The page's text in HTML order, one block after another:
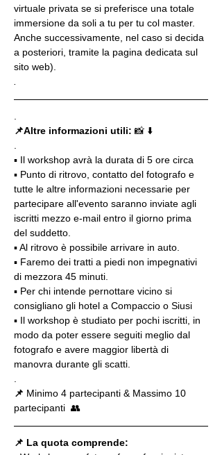
virtuale privata se si preferisce una totale
immersione da soli a tu per tu col master.
Anche successivamente, nel caso si decida
a posteriori, tramite la pagina dedicata sul
sito web).
📌Altre informazioni utili: 📸 ⬇️
▪️ Il workshop avrà la durata di 5 ore circa
▪️ Punto di ritrovo, contatto del fotografo e
tutte le altre informazioni necessarie per
partecipare all'evento saranno inviate agli
iscritti mezzo e-mail entro il giorno prima
del suddetto.
▪️ Al ritrovo è possibile arrivare in auto.
▪ Faremo dei tratti a piedi non impegnativi
di mezzora 45 minuti.
▪️ Per chi intende pernottare vicino si
consigliano gli hotel a Compaccio o Siusi
▪️ Il workshop è studiato per pochi iscritti, in
modo da poter essere seguiti meglio dal
fotografo e avere maggior libertà di
manovra durante gli scatti.
📌 Minimo 4 partecipanti & Massimo 10
partecipanti  👥
📌 La quota comprende: